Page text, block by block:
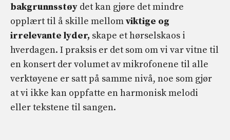
bakgrunnsstøy det kan gjøre det mindre
opplært til å skille mellomviktige og
irrelevante lyder, skape et hørselskaos i
hverdagen. I praksis er det som om vi var vitne til
en konsert der volumet av mikrofonene til alle
verktøyene er satt på samme nivå, noe som gjør
at vi ikke kan oppfatte en harmonisk melodi
eller tekstene til sangen.